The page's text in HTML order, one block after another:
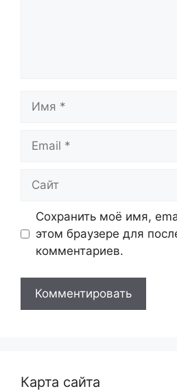
Имя
Email
Сайт
Сохранить моё имя,
этом браузере для
комментариев.
Карта сайта